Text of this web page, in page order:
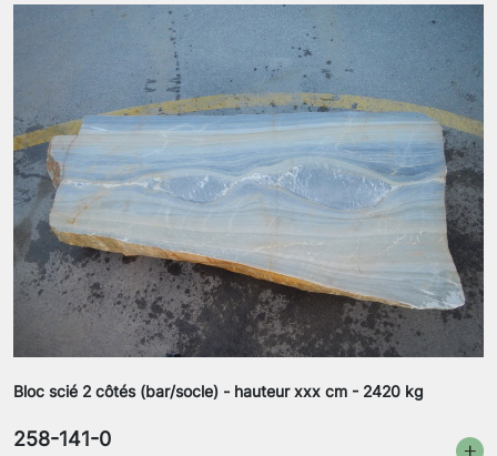
Bloc scié 2 côtés (bar/socle) - hauteur xxx cm - 2420 kg
258-141-0